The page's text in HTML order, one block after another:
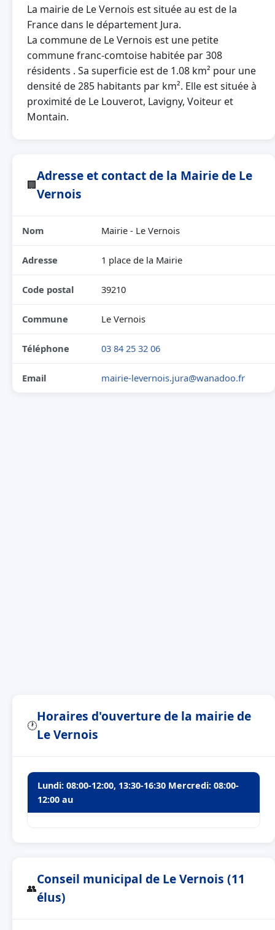
La mairie de Le Vernois est située au est de la
France dans le département Jura.
La commune de Le Vernois est une petite
commune franc-comtoise habitée par 308
résidents . Sa superficie est de 1.08 km² pour une
densité de 285 habitants par km². Elle est située à
proximité de Le Louverot, Lavigny, Voiteur et
Montain.
🏢
Adresse et contact de la Mairie de Le
Vernois
Nom Mairie - Le Vernois
Adresse 1 place de la Mairie
Code postal 39210
Commune Le Vernois
Téléphone 03 84 25 32 06
Email mairie-levernois.jura@wanadoo.fr
🕐
Horaires d'ouverture de la mairie de
Le Vernois
Lundi: 08:00-12:00, 13:30-16:30 Mercredi: 08:00-
12:00 au
👥
Conseil municipal de Le Vernois (11
élus)